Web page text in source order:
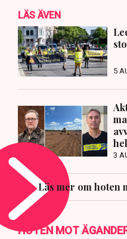
LÄS ÄVEN
5
3
Läs mer om hoten
HOTEN MOT